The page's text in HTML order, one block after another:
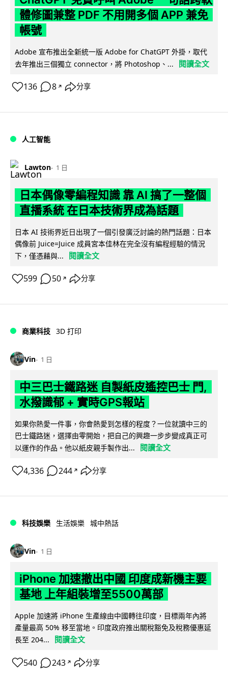
體修圖兼整 PDF 不用開多個 APP 兼免
帳號
Adobe 宣布推出全新統一版 Adobe for ChatGPT 外掛，取代
去年推出三個獨立 connector，將 Photoshop、...
閱讀全文
136 8 ↗ 分享
人工智能
Lawton 1 日
日本偶像零編程知識 靠 AI 搞了一整個
直播系統 在日本技術界成為話題
日本 AI 技術界近日出現了一個引發廣泛討論的熱門話題：日本
偶像前 Juice=Juice 成員宮本佳林在完全沒有編程經驗的情況
下，僅憑藉與...
閱讀全文
599 50 ↗ 分享
商業科技 3D 打印
Vin 1 日
中三巴士鐵路迷 自製紙皮遙控巴士 門,
水撥識郁 + 實時GPS報站
如果你熱愛一件事，你會熱愛到怎樣的程度？一位就讀中三的
巴士鐵路迷，選擇由零開始，把自己的興趣一步步變成真正可
以運作的作品。他以紙皮親手製作出...
閱讀全文
4,336 244 ↗ 分享
科技娛樂 生活娛樂 城中熱話
Vin 1 日
iPhone 加速撤出中國 印度成新機主要
基地 上年組裝增至5500萬部
Apple 加速將 iPhone 生產線由中國轉往印度，目標兩年內將
產量最高 50% 移至當地。印度政府推出關稅豁免及稅務優惠延
長至 204...
閱讀全文
540 243 ↗ 分享